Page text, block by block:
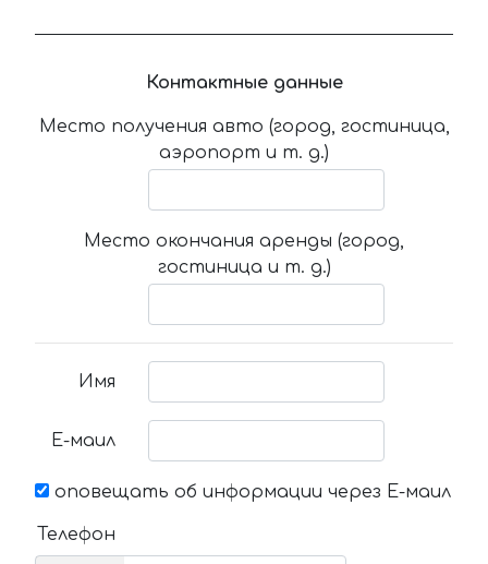
Контактные данные
Место получения авто (город, гостиница,
аэропорт и т. д.)
Место окончания аренды (город,
гостиница и т. д.)
Имя
Е-маил
оповещать об информации через Е-маил
Телефон